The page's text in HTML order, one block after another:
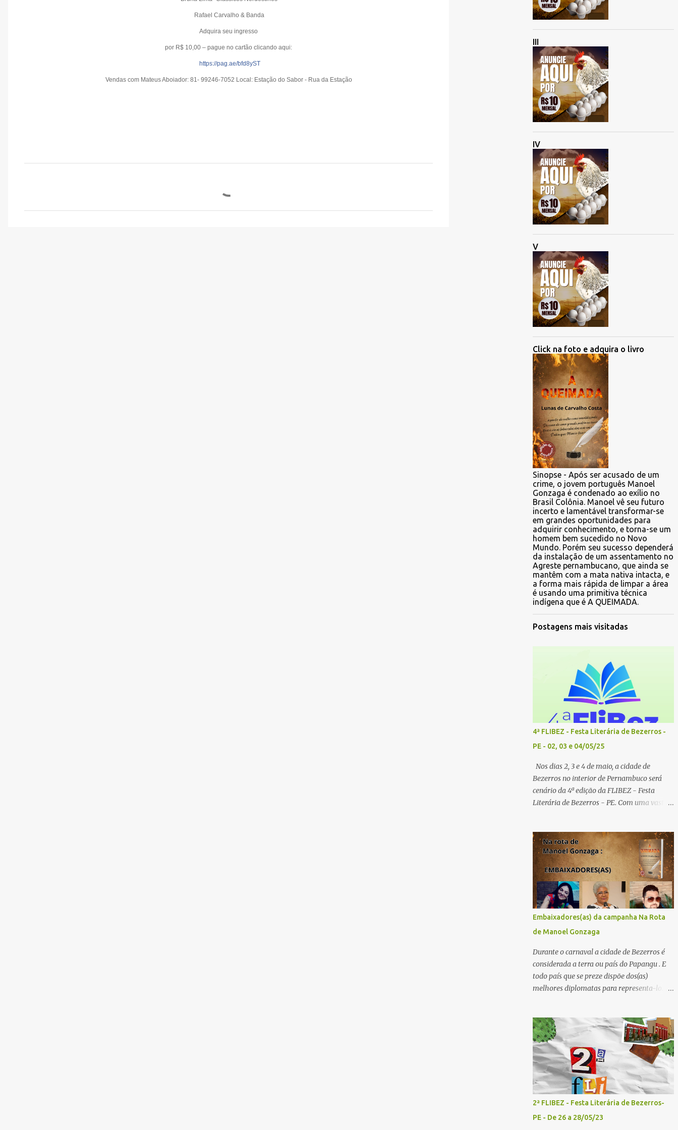
Rafael Carvalho & Banda
Adquira seu ingresso
por R$ 10,00 – pague no cartão clicando aqui:
https://pag.ae/bfd8yST
Vendas com Mateus Aboiador: 81- 99246-7052 Local: Estação do Sabor - Rua da Estação
III
IV
V
Click na foto e adquira o livro
Sinopse - Após ser acusado de um
crime, o jovem português Manoel
Gonzaga é condenado ao exílio no
Brasil Colônia. Manoel vê seu futuro
incerto e lamentável transformar-se
em grandes oportunidades para
adquirir conhecimento, e torna-se um
homem bem sucedido no Novo
Mundo. Porém seu sucesso dependerá
da instalação de um assentamento no
Agreste pernambucano, que ainda se
mantêm com a mata nativa intacta, e
a forma mais rápida de limpar a área
é usando uma primitiva técnica
indígena que é A QUEIMADA.
Postagens mais visitadas
4ª FLIBEZ - Festa Literária de Bezerros -
PE - 02, 03 e 04/05/25
Nos dias 2, 3 e 4 de maio, a cidade de
Bezerros no interior de Pernambuco será
cenário da 4ª edição da FLIBEZ - Festa
Literária de Bezerros - PE. Com uma vasta
saraus poéticos, atividades recreativas e
culturais. Tema: Em tudo há poesia
Homenageados: Escritor Dr. Alex Brito e
Poeta Severino Pedro PAINÉIS LITERÁRIOS:
1º painel- 02/05/25 - 9h: Tema: Em Tudo
Há Poesia - Mediador: Severino Pedro e
convidados - Acesse aqui para se inscrever
2º painel- 02/05/25 - 10h30: Tema: Saúde
Mental e Poesia - Mediador: Pierre Pessôa
Convidados: Cristina Silva e Diogo Pessôa -
Acesse aqui para se inscrever 3º painel-
02/05/25 - 14h30: Tema: A poesia que
Encanta e Conta Histórias - Mediador:
4º painel- 02/05/25 - 16h: Tema: Dizeres
Poéticos - Mediador: Pedro...
Embaixadores(as) da campanha Na Rota
de Manoel Gonzaga
Durante o carnaval a cidade de Bezerros é
considerada a terra ou país do Papangu . E
todo país que se preze dispõe dos(as)
melhores diplomatas para representa-lo.
município onde a campanha NA ROTA DE
MANOEL GONZAGA vai passar doando os
livros A QUEIMADA do escritor Lunas Costa
nas escolas públicas e particulares, e
também nas salas de leitura e bibliotecas
comunitárias. Essas pessoas serão
EMBAIXADORES e EMBAIXADORAS da
Se você mora em um dos municípios que faz
2ª FLIBEZ - Festa Literária de Bezerros-
PE - De 26 a 28/05/23